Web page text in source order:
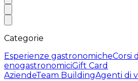
Categorie
Esperienze gastronomicheCorsi
enogastronomiciGift Card
AziendeTeam BuildingAgenti di